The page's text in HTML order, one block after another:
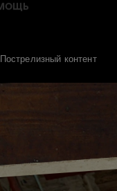
Пострелизный контент